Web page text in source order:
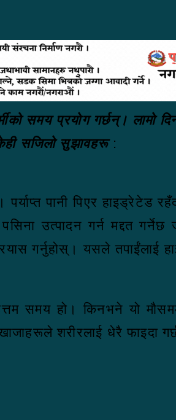
समय प्रयोग गर्छन्। लामो
सजिलो सुझावहरू :
पानी पिएर हाइड्रेटेड
उत्पादन गर्न मद्दत
यसले तपाईंलाई
उत्तम समय हो। किनभने यो
शरीरलाई धेरै फाइदा